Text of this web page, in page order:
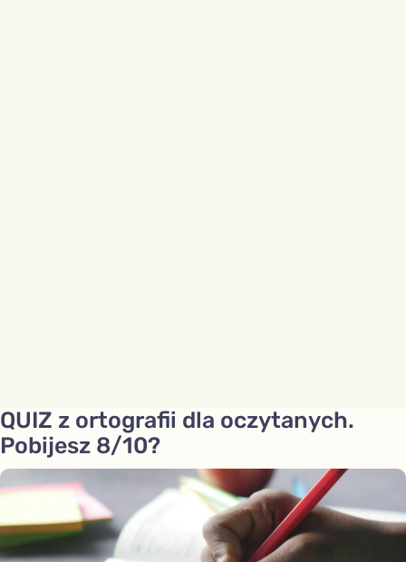
QUIZ z ortografii dla oczytanych.
Pobijesz 8/10?